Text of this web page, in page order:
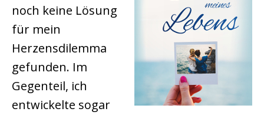
noch keine Lösung
für mein
Herzensdilemma
gefunden. Im
Gegenteil, ich
entwickelte sogar